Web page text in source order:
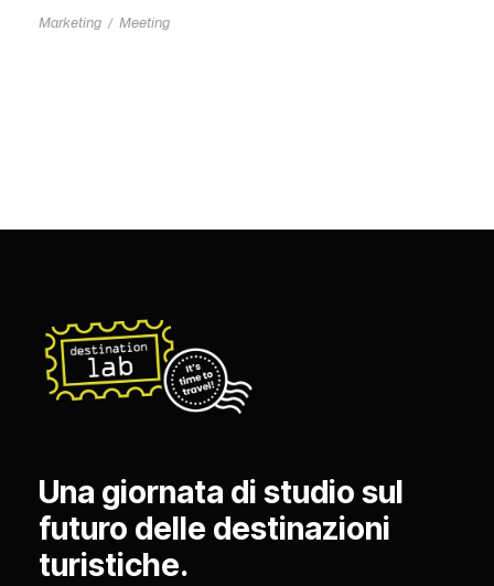
Marketing / Meeting
Una giornata di studio sul
futuro delle destinazioni
turistiche.